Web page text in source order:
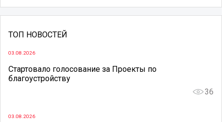
ТОП НОВОСТЕЙ
03.08.2026
Стартовало голосование за Проекты по
благоустройству
36
03.08.2026